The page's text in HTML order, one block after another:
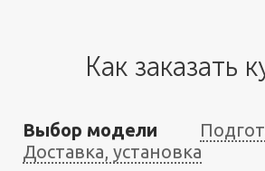
Как заказать
Выбор модели
Доставка, установка